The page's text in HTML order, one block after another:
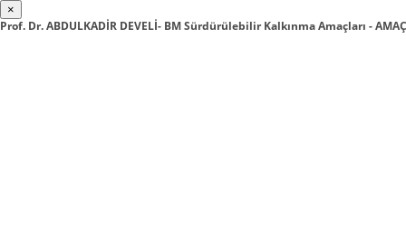
×
Prof. Dr. ABDULKADİR DEVELİ- BM Sürdürülebilir Kalkınma Amaçları - AMAÇ